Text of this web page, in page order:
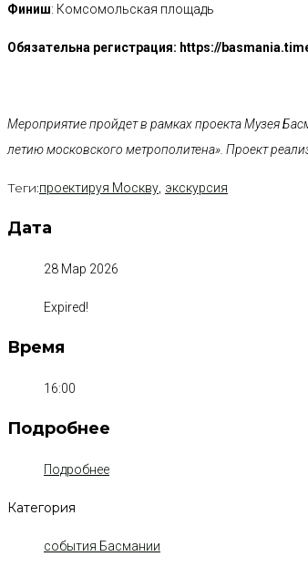
Финиш: Комсомольская площадь
Обязательна регистрация: https://
Мероприятие пройдет в рамках проекта Музея
летию московского метрополитена». Проект
Теги:проектируя Москву экскурсия
Дата
28 Мар 2026
Expired!
Время
16:00
Подробнее
Подробнее
Категория
события Басмании